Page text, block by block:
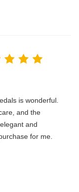
is wonderful.
and the
and
for me.